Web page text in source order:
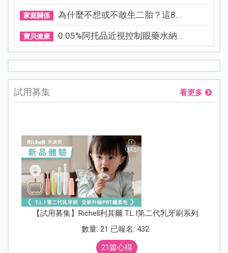
家庭關係 為什麼不想或不敢生二胎？這8...
寶貝健康 0.05%阿托品近視控制眼藥水納...
試用募集 看更多
【試用募集】Richell利其爾 T.L.I第二代乳牙刷系列
數量: 21 已報名: 432
21篇心得